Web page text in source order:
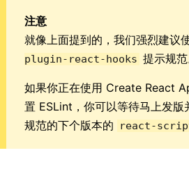
注意
就像上面提到的，我们强烈建议
plugin-react-hooks 提示规范
如果你正在使用 Create React
置 ESLint，你可以等待马上发版
规范的下个版本的
react-